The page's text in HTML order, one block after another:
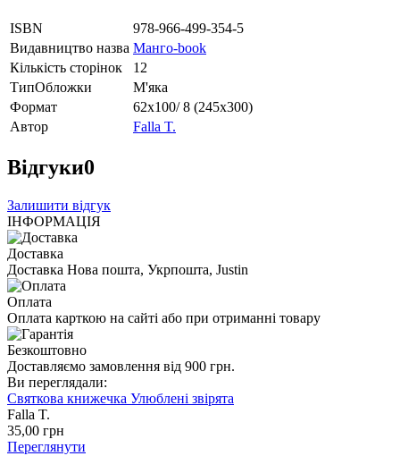
ISBN
978-966-499-354-5
Видавництво назва Манго-book
Кількість сторінок
12
ТипОбложки
М'яка
Формат
62х100/ 8 (245х300)
Автор
Falla T.
Відгуки0
Залишити відгук
ІНФОРМАЦІЯ
Доставка
Доставка Нова пошта, Укрпошта, Justin
Оплата
Оплата карткою на сайті або при отриманні товару
Безкоштовно
Доставляємо замовлення від 900 грн.
Ви переглядали:
Святкова книжечка Улюблені звірята
Falla T.
35,00 грн
Переглянути